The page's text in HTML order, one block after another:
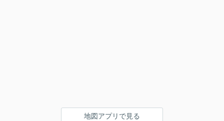
地図アプリで見る